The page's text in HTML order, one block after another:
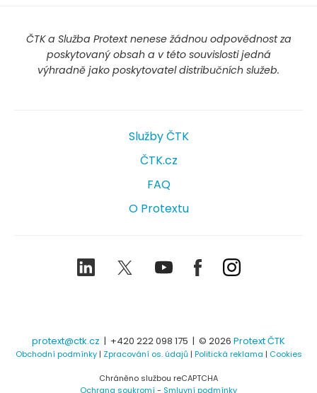
ČTK a Služba Protext nenese žádnou odpovědnost za
poskytovaný obsah a v této souvislosti jedná
výhradně jako poskytovatel distribučních služeb.
Služby ČTK
ČTK.cz
FAQ
O Protextu
LinkedIn TwitterYoutubeFacebookInstagram
protext@ctk.cz | +420 222 098 175 | © 2026 Protext ČTK
Obchodní podmínky| Zpracování os. údajů| Politická reklama | Cookies
Chráněno službou reCAPTCHA
Ochrana soukromí- Smluvní podmínky